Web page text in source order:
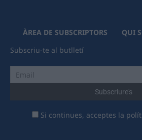
ÀREA DE SUBSCRIPTORS QUI
Subscriu-te al butlletí
Si continues, acceptes la